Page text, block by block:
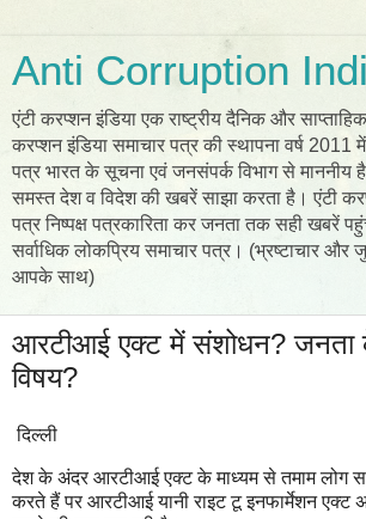
Anti Corruption
एंटी करप्शन इंडिया एक राष्ट्रीय दैनिक और
करप्शन इंडिया समाचार पत्र की स्थापना वर्ष 2011
पत्र भारत के सूचना एवं जनसंपर्क विभाग से माननीय
समस्त देश व विदेश की खबरें साझा करता है। एंटी
पत्र निष्पक्ष पत्रकारिता कर जनता तक सही खबरें
सर्वाधिक लोकप्रिय समाचार पत्र। (भ्रष्टाचार और
आपके साथ)
आरटीआई एक्ट में संशोधन? जनता
विषय?
दिल्ली
देश के अंदर आरटीआई एक्ट के माध्यम से तमाम लोग
करते हैं पर आरटीआई यानी राइट टू इनफार्मेशन एक्ट